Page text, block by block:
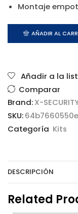
Montaje
AÑADIR AL
Añadir a la
Comparar
Brand:X-
SKU:
Categoría Kits
DESCRIPCIÓN
Related